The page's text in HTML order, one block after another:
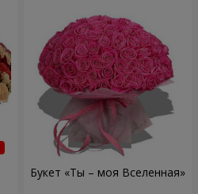
Букет «Ты – моя Вселенная»